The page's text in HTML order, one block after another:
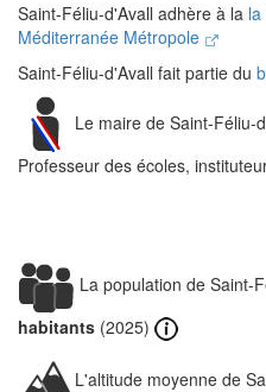
Saint-Féliu-d'Avall adhère à la
Méditerranée Métropole
Saint-Féliu-d'Avall fait partie du
Le maire de Saint-Féliu-
Professeur des écoles,
La population de Saint-
habitants (2025)
L'altitude moyenne de